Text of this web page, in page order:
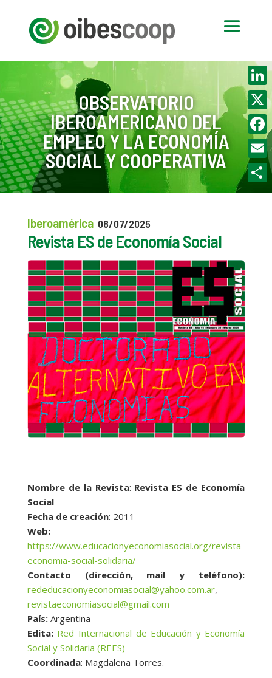
OBSERVATORIO
IBEROAMERICANO DEL
EMPLEO Y LA ECONOMÍA
SOCIAL Y COOPERATIVA
Iberoamérica 08/07/2025
Revista ES de Economía Social
Nombre de la Revista: Revista ES de Economía
Social
Fecha de creación: 2011
Web:
https://www.educacionyeconomiasocial.org/revista-
economia-social-solidaria/
Contacto (dirección, mail y teléfono):
rededucacionyeconomiasocial@yahoo.com.ar,
revistaeconomiasocial@gmail.com
País:Argentina
Edita: Red Internacional de Educación y Economía
Social y Solidaria (REES)
Coordinada: Magdalena Torres.
X
Email